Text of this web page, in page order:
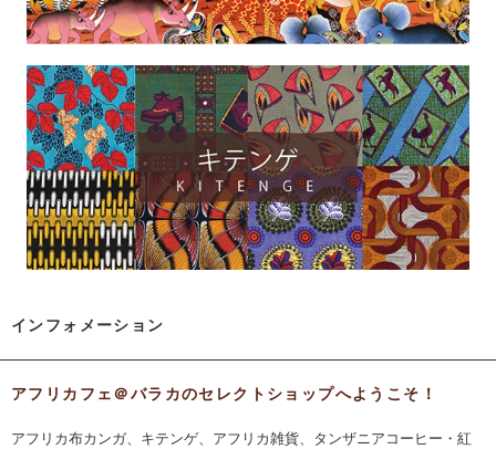
インフォメーション
アフリカフェ＠バラカのセレクトショップへようこそ！
アフリカ布カンガ、キテンゲ、アフリカ雑貨、タンザニアコーヒー・紅